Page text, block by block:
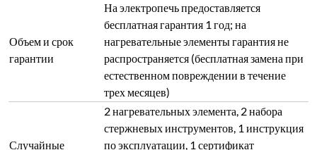
Объем и срок
гарантии
На электропечь предоставляется
бесплатная гарантия 1 год; на
нагревательные элементы гарантия не
распространяется (бесплатная замена при
естественном повреждении в течение
трех месяцев)
Случайные
2 нагревательных элемента, 2 набора
стержневых инструментов, 1 инструкция
по эксплуатации, 1 сертификат